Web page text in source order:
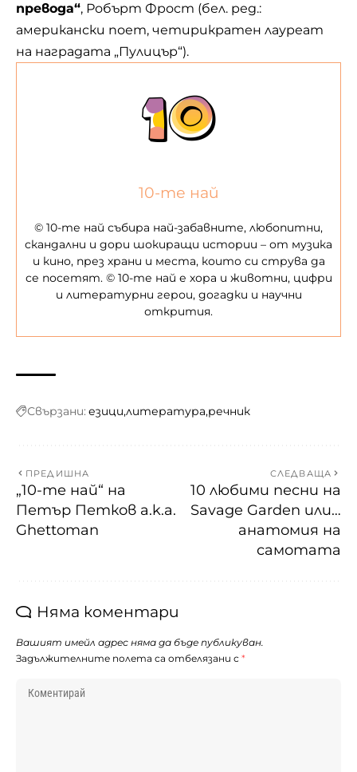
превода“, Робърт Фрост (бел. ред.:
американски поет, четирикратен лауреат
на наградата „Пулицър“).
10-те най
© 10-те най събира най-забавните, любопитни,
скандални и дори шокиращи истории – от музика
и кино, през храни и места, които си струва да
се посетят. © 10-те най е хора и животни, цифри
и литературни герои, догадки и научни
открития.
Свързани: езици литература речник
ПРЕДИШНА
„10-те най“ на
Петър Петков a.k.a.
Ghettoman
СЛЕДВАЩА
10 любими песни на
Savage Garden или…
анатомия на
самотата
Няма коментари
Вашият имейл адрес няма да бъде публикуван.
Задължителните полета са отбелязани с *